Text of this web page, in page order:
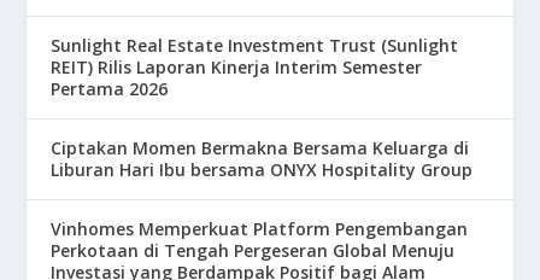
Sunlight Real Estate Investment Trust (Sunlight
REIT) Rilis Laporan Kinerja Interim Semester
Pertama 2026
Ciptakan Momen Bermakna Bersama Keluarga di
Liburan Hari Ibu bersama ONYX Hospitality Group
Vinhomes Memperkuat Platform Pengembangan
Perkotaan di Tengah Pergeseran Global Menuju
Investasi yang Berdampak Positif bagi Alam